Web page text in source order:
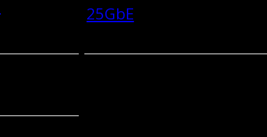
25GbE